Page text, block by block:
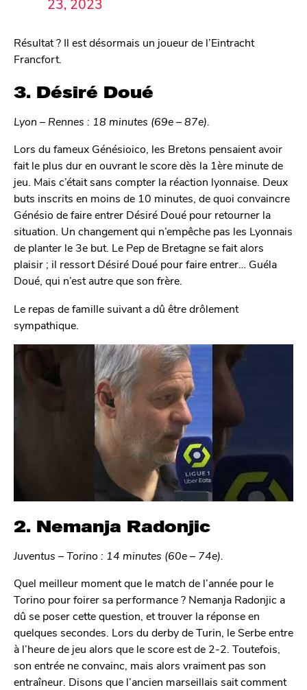
Résultat ? Il est désormais un joueur de l’Eintracht
Francfort.
3. Désiré Doué
Lyon – Rennes : 18 minutes (69e – 87e).
Lors du fameux Génésioico, les Bretons pensaient avoir
fait le plus dur en ouvrant le score dès la 1ère minute de
jeu. Mais c’était sans compter la réaction lyonnaise. Deux
buts inscrits en moins de 10 minutes, de quoi convaincre
Génésio de faire entrer Désiré Doué pour retourner la
situation. Un changement qui n’empêche pas les Lyonnais
de planter le 3e but. Le Pep de Bretagne se fait alors
plaisir ; il ressort Désiré Doué pour faire entrer… Guéla
Doué, qui n’est autre que son frère.
Le repas de famille suivant a dû être drôlement
sympathique.
2. Nemanja Radonjic
Juventus – Torino : 14 minutes (60e – 74e).
Quel meilleur moment que le match de l’année pour le
Torino pour foirer sa performance ? Nemanja Radonjic a
dû se poser cette question, et trouver la réponse en
quelques secondes. Lors du derby de Turin, le Serbe entre
à l’heure de jeu alors que le score est de 2-2. Toutefois,
son entrée ne convainc, mais alors vraiment pas son
entraîneur. Disons que l’ancien marseillais sait comment